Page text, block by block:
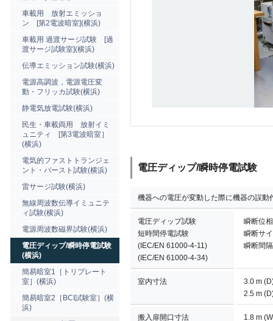
車載用 放射エミッショ
ン [第2電波暗室](横浜)
車載用 過渡サージ試験 [過
渡サージ試験室](横浜)
伝導エミッション試験(横浜)
電源高調波，電源電圧変
動・フリッカ試験(横浜)
静電気放電試験(横浜)
民生・車載両用 放射イミ
ュニティ [第3電波暗室］
(横浜)
電気的ファストトランジェ
ント・バースト試験(横浜)
雷サージ試験(横浜)
無線周波数伝導イミュニテ
ィ試験(横浜)
電源周波数磁界試験(横浜)
電圧ディップ/瞬時停電試験
(横浜)
簡易暗室1［トリプレート
室］(横浜)
簡易暗室2［BCI試験室］(横
浜)
電圧ディップ/瞬時停電試験
機器への電圧が変動した際に機器の誤
電圧ディップ試験
短時間停電試験
(IEC/EN 61000-4-11)
(IEC/EN 61000-4-34)
瞬断位
瞬断サ
瞬断間
室内寸法
3.0 m
2.5 m
搬入扉開口寸法
1.8 m